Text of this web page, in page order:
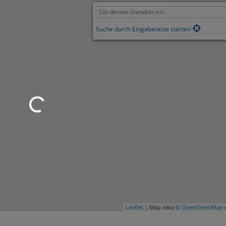
Suche durch Eingabetaste starten
Leaflet | Map data © OpenStreetMap